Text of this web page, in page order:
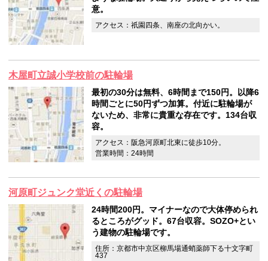
意。
アクセス：祇園四条、南座の北向かい。
木屋町立誠小学校前の駐輪場
最初の30分は無料、6時間まで150円。以降6
時間ごとに50円ずつ加算。付近に駐輪場が
ないため、非常に貴重な存在です。134台収
容。
アクセス：阪急河原町北東に徒歩10分。
営業時間：24時間
河原町ジュンク堂近くの駐輪場
24時間200円。マイナーなので大体停められ
るところがグッド。67台収容。SOZO+とい
う建物の駐輪場です。
住所：京都市中京区柳馬場通蛸薬師下る十文字町
437